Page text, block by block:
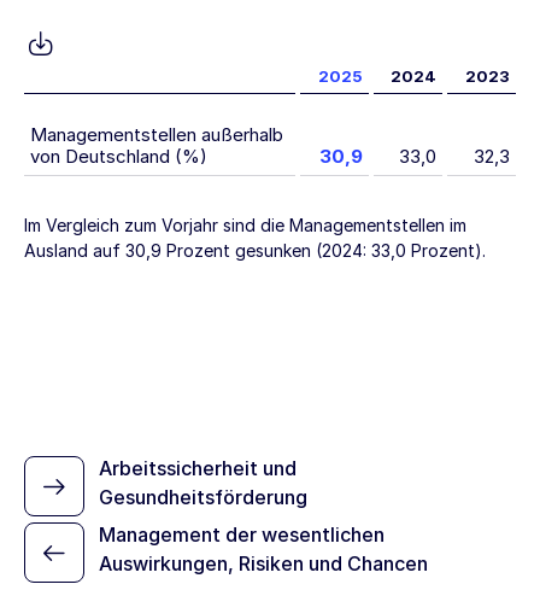
Managementstellen
außerhalb
Deutschland
2025 2024 2023
Managementstellen außerhalb
von Deutschland (%)
30,9 33,0 32,3
Im Vergleich zum Vorjahr sind die Managementstellen im
Ausland auf 30,9 Prozent gesunken (2024: 33,0 Prozent).
Management der wesentlichen
Auswirkungen, Risiken und Chancen
Arbeitssicherheit und
Gesundheitsförderung